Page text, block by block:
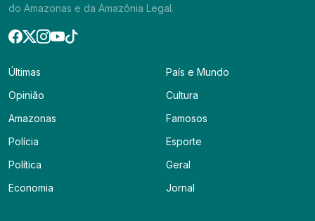
do Amazonas e da Amazônia Legal.
Últimas
Opinião
Amazonas
Polícia
Política
Economia
País e Mundo
Cultura
Famosos
Esporte
Geral
Jornal